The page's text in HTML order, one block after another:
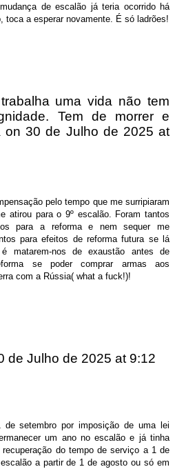
de escalão já teria ocorrido há
toca a esperar novamente. É só ladrões!
uma vida não tem
Tem de morrer e
on30 de Julho de 2025at
pelo tempo que me surripiaram
atirou para o 9º escalão. Foram tantos
para a reforma e nem sequer me
para efeitos de reforma futura se lá
matarem-nos de exaustão antes de
se poder comprar armas aos
com a Rússia( what a fuck!)!
de Julho de 2025 at 9:12
de setembro por imposição de uma lei
um ano no escalão e já tinha
do tempo de serviço a 1 de
a partir de 1 de agosto ou só em